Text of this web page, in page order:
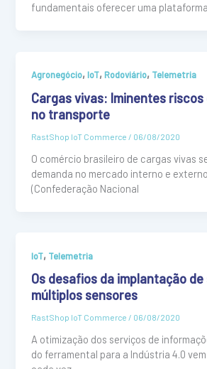
fundamentais oferecer uma plataforma
Agronegócio,IoT,Rodoviário, Telemetria
Cargas vivas: Iminentes
no transporte
RastShop IoT Commerce / 06/08/2020
O comércio brasileiro de cargas vivas
demanda no mercado interno e
(Confederação Nacional
IoT, Telemetria
Os desafios da implantação
múltiplos sensores
RastShop IoT Commerce / 06/08/2020
A otimização dos serviços de
do ferramental para a Indústria 4.0